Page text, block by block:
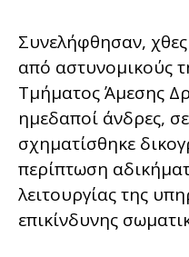
Συνελήφθησαν,
από αστυνομικούς
Τμήματος Άμεσης
ημεδαποί άνδρες,
σχηματίσθηκε
περίπτωση
λειτουργίας της
επικίνδυνης